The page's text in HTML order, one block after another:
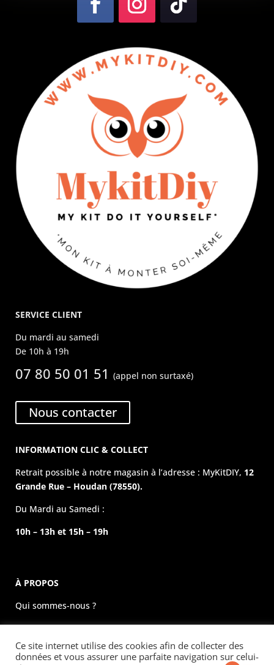
SERVICE CLIENT
Du mardi au samedi
De 10h à 19h
07 80 50 01 51(appel non surtaxé)
Nous contacter
INFORMATION CLIC & COLLECT
Retrait possible à notre magasin à l’adresse : MyKitDIY, 12
Grande Rue – Houdan (78550).
Du Mardi au Samedi :
10h – 13h et 15h – 19h
À PROPOS
Qui sommes-nous ?
La boutique physique
Évènements
Ce site internet utilise des cookies afin de collecter des
données et vous assurer une parfaite navigation sur celui-